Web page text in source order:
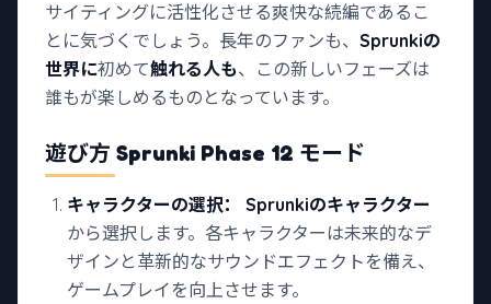
サイティングに活性化させる爽快な続編であるこ
とに気づくでしょう。長年のファンも、 Sprunkiの
世界に初めて触れる人も、この新しいフェーズは
誰もが楽しめるものとなっています。
遊び方 Sprunki Phase 12 モード
キャラクターの選択：
Sprunkiのキャラクター
から選択します。各キャラクターは未来的なデ
ザインと革新的なサウンドエフェクトを備え、
ゲームプレイを向上させます。